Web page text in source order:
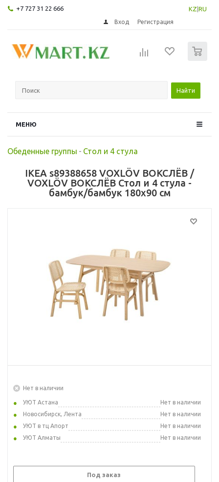
+7 727 31 22 666 KZ RU
Вход Регистрация
Найти
МЕНЮ
Обеденные группы - Стол и 4 стула
IKEA s89388658 VOXLÖV ВОКСЛЁВ /
VOXLÖV ВОКСЛЁВ Стол и 4 стула -
бамбук/бамбук 180x90 см
Нет в наличии
УЮТ Астана
Нет в наличии
Новосибирск, Лента
Нет в наличии
УЮТ в тц Апорт
Нет в наличии
УЮТ Алматы
Нет в наличии
Под заказ